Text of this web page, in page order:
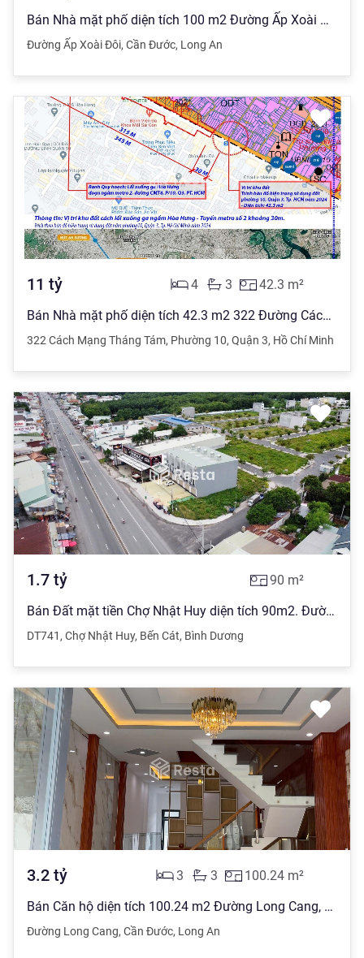
Bán Nhà mặt phố diện tích 100 m2 Đường Ấp Xoài Đôi, Cần Đước giá 2.68 tỷ đồng
Đường Ấp Xoài Đôi, Cần Đước, Long An
11 tỷ 42.3 m²
3
4
Bán Nhà mặt phố diện tích 42.3 m2 322 Đường Cách Mạng Tháng 8, Phường 10 giá 11 tỷ đồng
322 Cách Mạng Tháng Tám, Phường 10, Quận 3, Hồ Chí Minh
1.7 tỷ 90 m²
Bán Đất mặt tiền Chợ Nhật Huy diện tích 90m2. Đường Nguyễn Văn Thành, TP Bến Cát giá 1.7 tỷ đồng (Video Flycam)
DT741 , Chợ Nhật Huy, Bến Cát, Bình Dương
3.2 tỷ 100.24 m²
3
3
Bán Căn hộ diện tích 100.24 m2 Đường Long Cang, Cần Đước giá 3.2 tỷ đồng
Đường Long Cang, Cần Đước, Long An